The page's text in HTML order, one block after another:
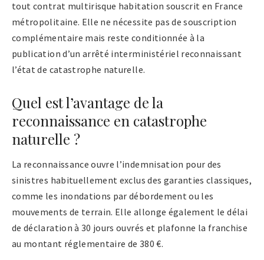
tout contrat multirisque habitation souscrit en France
métropolitaine. Elle ne nécessite pas de souscription
complémentaire mais reste conditionnée à la
publication d’un arrêté interministériel reconnaissant
l’état de catastrophe naturelle.
Quel est l’avantage de la
reconnaissance en catastrophe
naturelle ?
La reconnaissance ouvre l’indemnisation pour des
sinistres habituellement exclus des garanties classiques,
comme les inondations par débordement ou les
mouvements de terrain. Elle allonge également le délai
de déclaration à 30 jours ouvrés et plafonne la franchise
au montant réglementaire de 380 €.